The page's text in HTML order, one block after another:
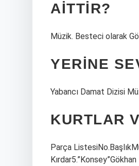
AITTIR?
Müzik. Besteci olarak
YERINE
Yabancı Damat Dizisi
KURTLAR
Parça